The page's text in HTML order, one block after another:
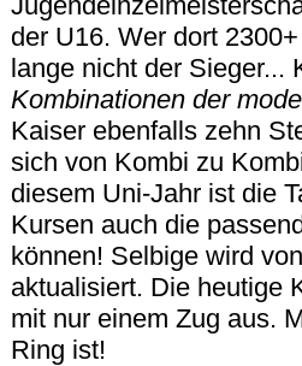
der U16. Wer dort
lange nicht der Sieger...
Kombinationen der
Kaiser ebenfalls zehn
sich von Kombi zu
diesem Uni-Jahr ist die
Kursen auch die
können! Selbige wird
aktualisiert. Die heutige
mit nur einem Zug aus.
Ring ist!